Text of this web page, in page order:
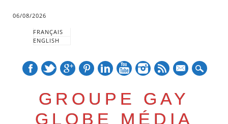
06/08/2026
FRANÇAIS
ENGLISH
GROUPE GAY
GLOBE MÉDIA